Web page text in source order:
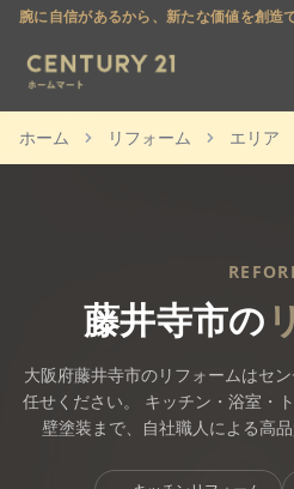
腕に自信があるから、新たな価値を創造
ホーム リフォーム エリア
藤井寺市の
大阪府藤井寺市のリフォームはセ
任せください。 キッチン・浴室・
壁塗装まで、自社職人による高